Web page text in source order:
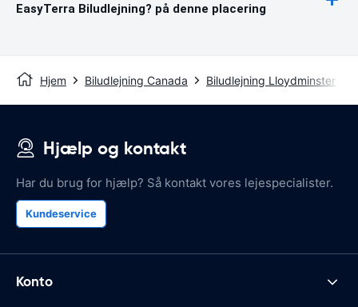
EasyTerra Biludlejning? på denne placering
Hjem Biludlejning Canada Biludlejning Lloydminster
Hjælp og kontakt
Har du brug for hjælp? Så kontakt vores lejespecialister.
Kundeservice
Konto